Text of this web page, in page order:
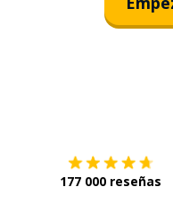
177 000 reseñas